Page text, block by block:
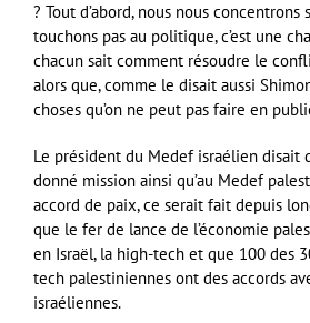
? Tout d’abord, nous nous concentrons
touchons pas au politique, c’est une
chacun sait comment résoudre le
alors que, comme le disait aussi
choses qu’on ne peut pas faire en
Le président du Medef israélien disait
donné mission ainsi qu’au Medef
accord de paix, ce serait fait depuis
que le fer de lance de l’économie
en Israël, la high-tech et que 100 des
tech palestiniennes ont des accords
israéliennes.